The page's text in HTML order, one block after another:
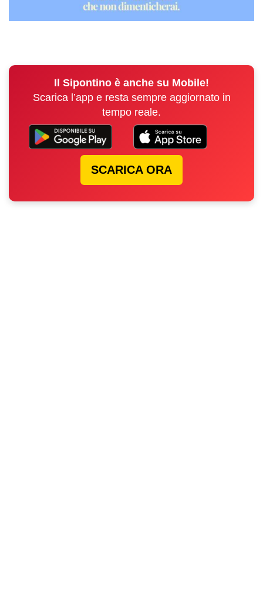
Il Sipontino è anche su Mobile!
Scarica l’app e resta sempre aggiornato in
tempo reale.
SCARICA ORA